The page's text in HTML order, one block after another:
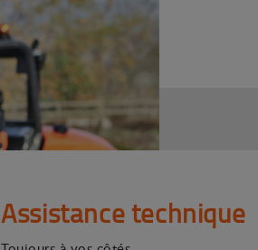
Assistance technique